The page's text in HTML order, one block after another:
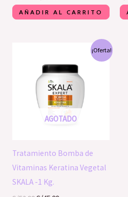
AÑADIR AL CARRITO
¡Oferta!
AGOTADO
Tratamiento Bomba de
Vitaminas Keratina Vegetal
SKALA -1 Kg.
original
era:
S/52.90.
actual
es:
S/45.00.